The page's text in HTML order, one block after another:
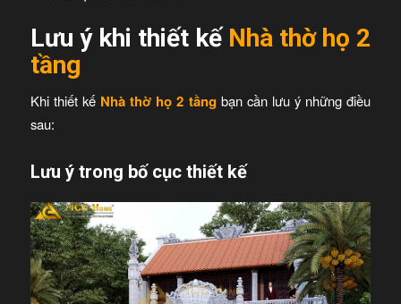
Lưu ý khi thiết kế Nhà thờ họ 2
tầng
Khi thiết kế Nhà thờ họ 2 tầng bạn cần lưu ý những điều
sau:
Lưu ý trong bố cục thiết kế